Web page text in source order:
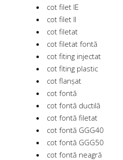
cot filet IE
cot filet II
cot filetat
cot filetat fontă
cot fiting injectat
cot fiting plastic
cot flanșat
cot fontă
cot fontă ductilă
cot fontă filetat
cot fontă GGG40
cot fontă GGG50
cot fontă neagră